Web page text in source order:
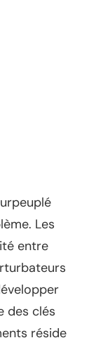
Les
entre
des clés
réside